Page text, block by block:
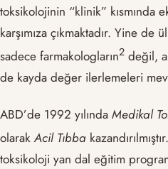
toksikolojinin “klinik” kısmında
karşımıza çıkmaktadır. Yine
sadece farmakologların2 değil,
de kayda değer ilerlemeleri
ABD’de 1992 yılında Medikal
olarakAcil Tıbba kazandırılmıştır.
toksikoloji yan dal eğitim